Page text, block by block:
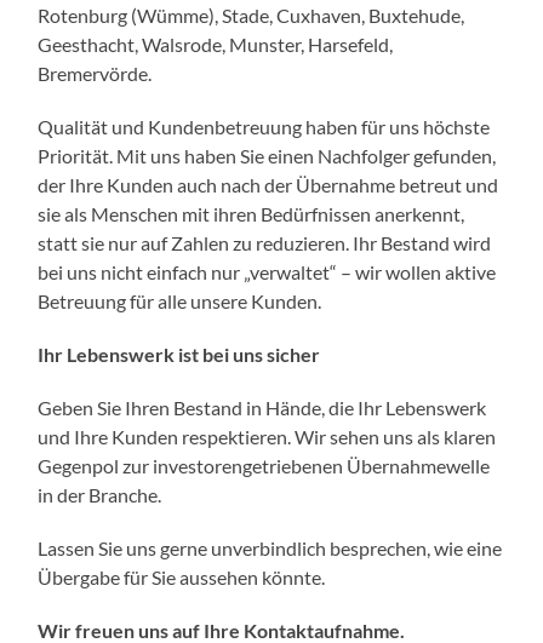
Rotenburg (Wümme), Stade, Cuxhaven, Buxtehude,
Geesthacht, Walsrode, Munster, Harsefeld,
Bremervörde.
Qualität und Kundenbetreuung haben für uns höchste
Priorität. Mit uns haben Sie einen Nachfolger gefunden,
der Ihre Kunden auch nach der Übernahme betreut und
sie als Menschen mit ihren Bedürfnissen anerkennt,
statt sie nur auf Zahlen zu reduzieren. Ihr Bestand wird
bei uns nicht einfach nur „verwaltet“ – wir wollen aktive
Betreuung für alle unsere Kunden.
Ihr Lebenswerk ist bei uns sicher
Geben Sie Ihren Bestand in Hände, die Ihr Lebenswerk
und Ihre Kunden respektieren. Wir sehen uns als klaren
Gegenpol zur investorengetriebenen Übernahmewelle
in der Branche.
Lassen Sie uns gerne unverbindlich besprechen, wie eine
Übergabe für Sie aussehen könnte.
Wir freuen uns auf Ihre Kontaktaufnahme.